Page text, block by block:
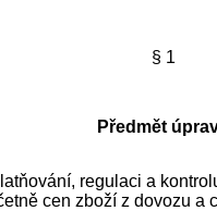
§ 1
Předmět
regulaci a
cen zboží z dovozu a